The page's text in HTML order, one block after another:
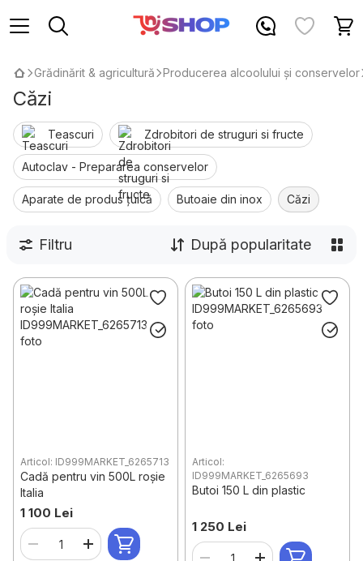
Grădinărit & agricultură Producerea alcoolului și conservelor
Căzi
Teascuri Zdrobitori de struguri si fructe
Autoclav - Prepararea conservelor
Aparate de produs țuică Butoaie din inox Căzi
Filtru După popularitate
Articol: ID999MARKET_6265713
Cadă pentru vin 500L roșie
Italia
1 100 Lei
Articol:
ID999MARKET_6265693
Butoi 150 L din plastic
1 250 Lei